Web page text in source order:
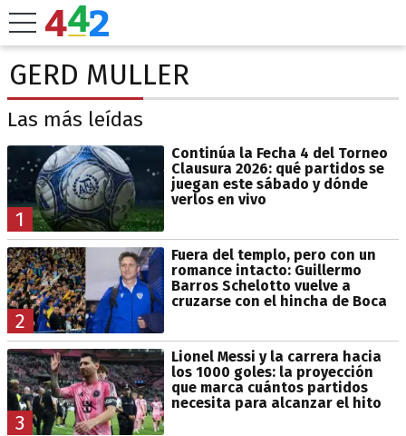
GERD MULLER
Las más leídas
1
Continúa la Fecha 4 del Torneo
Clausura 2026: qué partidos se
juegan este sábado y dónde
verlos en vivo
2
Fuera del templo, pero con un
romance intacto: Guillermo
Barros Schelotto vuelve a
cruzarse con el hincha de Boca
3
Lionel Messi y la carrera hacia
los 1000 goles: la proyección
que marca cuántos partidos
necesita para alcanzar el hito